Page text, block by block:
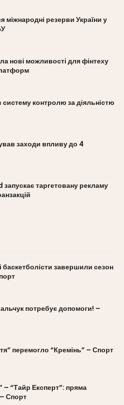
міжнародні резерви України у
нові можливості для фінтеху
контролю за діяльністю
заходи впливу до 4
таргетовану рекламу
баскетболісти завершили сезон
потребує допомоги! –
перемогло “Кремінь” – Спорт
– “Тайр Експерт”: пряма
Спорт